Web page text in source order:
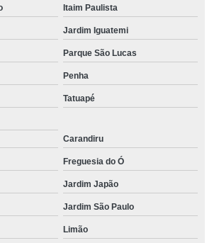
Itaim Paulista
Jardim Iguatemi
Parque São Lucas
Penha
Tatuapé
Carandiru
Freguesia do Ó
Jardim Japão
Jardim São Paulo
Limão